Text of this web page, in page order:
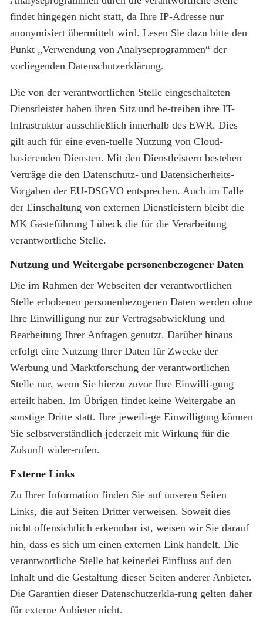
findet hingegen nicht statt, da Ihre IP-Adresse nur
anonymisiert übermittelt wird. Lesen Sie dazu bitte den
Punkt „Verwendung von Analyseprogrammen“ der
vorliegenden Datenschutzerklärung.
Die von der verantwortlichen Stelle eingeschalteten
Dienstleister haben ihren Sitz und be-treiben ihre IT-
Infrastruktur ausschließlich innerhalb des EWR. Dies
gilt auch für eine even-tuelle Nutzung von Cloud-
basierenden Diensten. Mit den Dienstleistern bestehen
Verträge die den Datenschutz- und Datensicherheits-
Vorgaben der EU-DSGVO entsprechen. Auch im Falle
der Einschaltung von externen Dienstleistern bleibt die
MK Gästeführung Lübeck die für die Verarbeitung
verantwortliche Stelle.
Nutzung und Weitergabe personenbezogener Daten
Die im Rahmen der Webseiten der verantwortlichen
Stelle erhobenen personenbezogenen Daten werden ohne
Ihre Einwilligung nur zur Vertragsabwicklung und
Bearbeitung Ihrer Anfragen genutzt. Darüber hinaus
erfolgt eine Nutzung Ihrer Daten für Zwecke der
Werbung und Marktforschung der verantwortlichen
Stelle nur, wenn Sie hierzu zuvor Ihre Einwilli-gung
erteilt haben. Im Übrigen findet keine Weitergabe an
sonstige Dritte statt. Ihre jeweili-ge Einwilligung können
Sie selbstverständlich jederzeit mit Wirkung für die
Zukunft wider-rufen.
Externe Links
Zu Ihrer Information finden Sie auf unseren Seiten
Links, die auf Seiten Dritter verweisen. Soweit dies
nicht offensichtlich erkennbar ist, weisen wir Sie darauf
hin, dass es sich um einen externen Link handelt. Die
verantwortliche Stelle hat keinerlei Einfluss auf den
Inhalt und die Gestaltung dieser Seiten anderer Anbieter.
Die Garantien dieser Datenschutzerklä-rung gelten daher
für externe Anbieter nicht.